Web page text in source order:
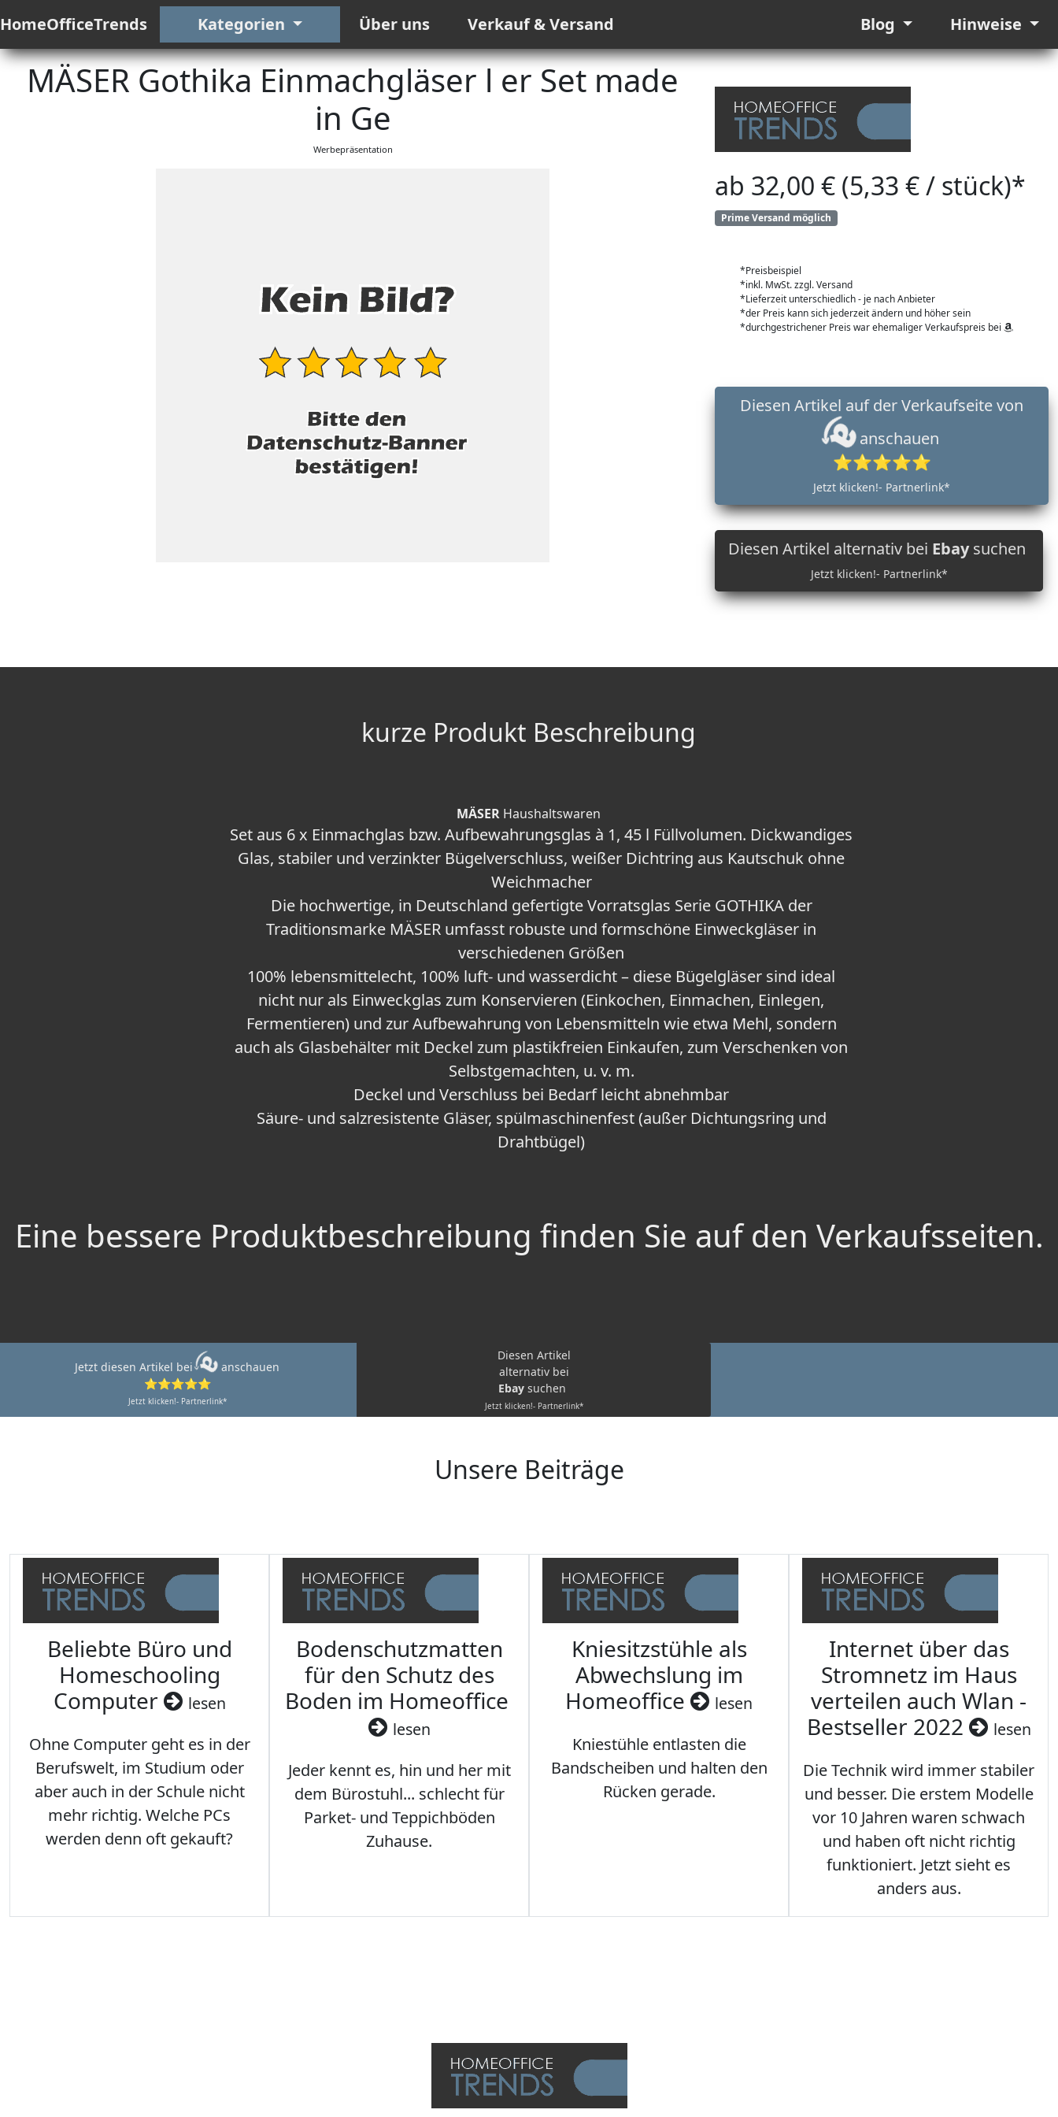
HomeOfficeTrends Kategorien Über uns Verkauf & Versand Blog Hinweise
MÄSER Gothika Einmachgläser l er Set made
in Ge
Werbepräsentation
ab 32,00 € (5,33 € / stück)*
Prime Versand möglich
*Preisbeispiel
*inkl. MwSt. zzgl. Versand
*Lieferzeit unterschiedlich - je nach Anbieter
*der Preis kann sich jederzeit ändern und höher sein
*durchgestrichener Preis war ehemaliger Verkaufspreis bei
anschauen
⭐⭐⭐⭐⭐
Jetzt klicken!- Partnerlink*
Diesen Artikel alternativ bei Ebaysuchen
Jetzt klicken!- Partnerlink*
kurze Produkt Beschreibung
MÄSER Haushaltswaren
Set aus 6 x Einmachglas bzw. Aufbewahrungsglas à 1, 45 l Füllvolumen. Dickwandiges
Glas, stabiler und verzinkter Bügelverschluss, weißer Dichtring aus Kautschuk ohne
Weichmacher
Die hochwertige, in Deutschland gefertigte Vorratsglas Serie GOTHIKA der
Traditionsmarke MÄSER umfasst robuste und formschöne Einweckgläser in
verschiedenen Größen
100% lebensmittelecht, 100% luft- und wasserdicht – diese Bügelgläser sind ideal
nicht nur als Einweckglas zum Konservieren (Einkochen, Einmachen, Einlegen,
Fermentieren) und zur Aufbewahrung von Lebensmitteln wie etwa Mehl, sondern
auch als Glasbehälter mit Deckel zum plastikfreien Einkaufen, zum Verschenken von
Selbstgemachten, u. v. m.
Deckel und Verschluss bei Bedarf leicht abnehmbar
Säure- und salzresistente Gläser, spülmaschinenfest (außer Dichtungsring und
Drahtbügel)
Eine bessere Produktbeschreibung finden Sie auf den Verkaufsseiten.
Jetzt diesen Artikel bei
anschauen
⭐⭐⭐⭐⭐
Jetzt klicken!- Partnerlink*
Diesen Artikel
alternativ bei
Ebay suchen
Jetzt klicken!- Partnerlink*
Unsere Beiträge
Beliebte Büro und
Homeschooling
Computer
lesen
Ohne Computer geht es in der
Berufswelt, im Studium oder
aber auch in der Schule nicht
mehr richtig. Welche PCs
werden denn oft gekauft?
Bodenschutzmatten
für den Schutz des
Boden im Homeoffice
lesen
Jeder kennt es, hin und her mit
dem Bürostuhl... schlecht für
Parket- und Teppichböden
Zuhause.
Kniesitzstühle als
Abwechslung im
Homeoffice
lesen
Kniestühle entlasten die
Bandscheiben und halten den
Rücken gerade.
Internet über das
Stromnetz im Haus
verteilen auch Wlan -
Bestseller 2022
lesen
Die Technik wird immer stabiler
und besser. Die erstem Modelle
vor 10 Jahren waren schwach
und haben oft nicht richtig
funktioniert. Jetzt sieht es
anders aus.